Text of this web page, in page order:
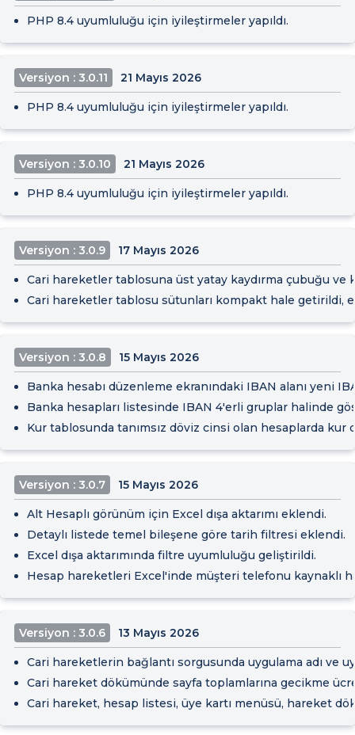
PHP 8.4 uyumluluğu için iyileştirmeler yapıldı.
Versiyon : 3.0.11 21 Mayıs 2026
PHP 8.4 uyumluluğu için iyileştirmeler yapıldı.
Versiyon : 3.0.10 21 Mayıs 2026
PHP 8.4 uyumluluğu için iyileştirmeler yapıldı.
Versiyon : 3.0.9 17 Mayıs 2026
Cari hareketler tablosuna üst yatay kaydırma çubuğu ve
Cari hareketler tablosu sütunları kompakt hale getirildi,
Versiyon : 3.0.8 15 Mayıs 2026
Banka hesabı düzenleme ekranındaki IBAN alanı yeni
Banka hesapları listesinde IBAN 4'erli gruplar halinde
Kur tablosunda tanımsız döviz cinsi olan hesaplarda kur
Versiyon : 3.0.7 15 Mayıs 2026
Alt Hesaplı görünüm için Excel dışa aktarımı eklendi.
Detaylı listede temel bileşene göre tarih filtresi eklendi.
Excel dışa aktarımında filtre uyumluluğu geliştirildi.
Hesap hareketleri Excel'inde müşteri telefonu kaynaklı
Versiyon : 3.0.6 13 Mayıs 2026
Cari hareketlerin bağlantı sorgusunda uygulama adı ve
Cari hareket dökümünde sayfa toplamlarına gecikme
Cari hareket, hesap listesi, üye kartı menüsü, hareket